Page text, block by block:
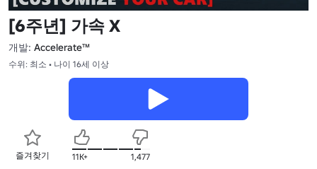
[6주년] 가속 X
개발: Accelerate™
수위: 최소 • 나이 16세 이상
즐겨찾기 11K+ 1,477